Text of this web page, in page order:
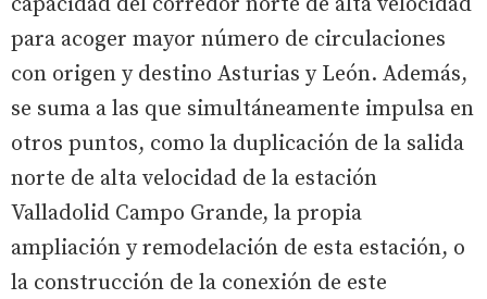
para acoger mayor número de circulaciones
con origen y destino Asturias y León. Además,
se suma a las que simultáneamente impulsa en
otros puntos, como la duplicación de la salida
norte de alta velocidad de la estación
Valladolid Campo Grande, la propia
ampliación y remodelación de esta estación, o
la construcción de la conexión de este